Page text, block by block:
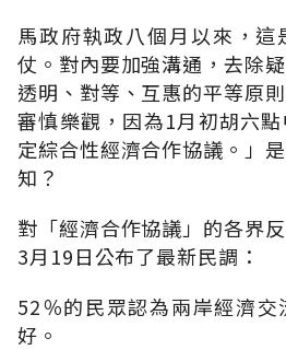
馬政府執政八個月以來，
仗。對內要加強溝通，去除
透明、對等、互惠的平等原
審慎樂觀，因為1月初胡六
定綜合性經濟合作協議。」
知？
對「經濟合作協議」的各界
3月19日公布了最新民調：
52％的民眾認為兩岸經濟
好。